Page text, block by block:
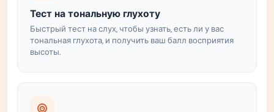
Тест на тональную глухоту
Быстрый тест на слух, чтобы узнать, есть ли у вас
тональная глухота, и получить ваш балл восприятия
высоты.